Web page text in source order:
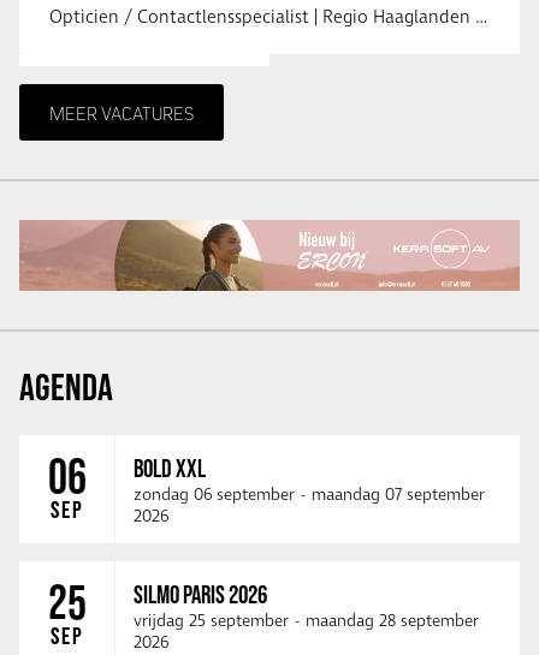
Opticien / Contactlensspecialist | Regio Haaglanden & Rotterdam Saludos uit …
MEER VACATURES
AGENDA
06
SEP
BOLD XXL
zondag 06 september - maandag 07 september
2026
25
SEP
SILMO PARIS 2026
vrijdag 25 september - maandag 28 september
2026